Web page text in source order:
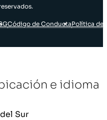
Código de ConductaPolítica de
e idioma
Sur